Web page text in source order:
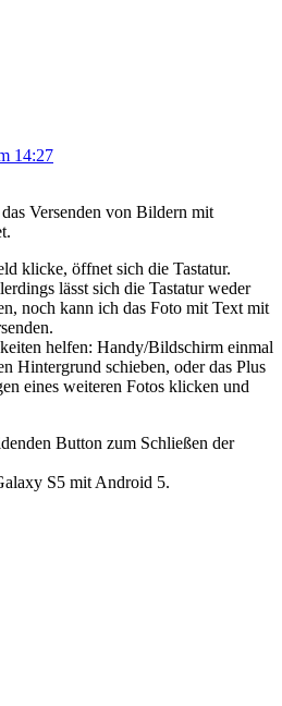
14:27
Versenden von Bildern mit
klicke, öffnet sich die Tastatur.
lässt sich die Tastatur weder
noch kann ich das Foto mit Text mit
helfen: Handy/Bildschirm einmal
Hintergrund schieben, oder das Plus
eines weiteren Fotos klicken und
Button zum Schließen der
S5 mit Android 5.